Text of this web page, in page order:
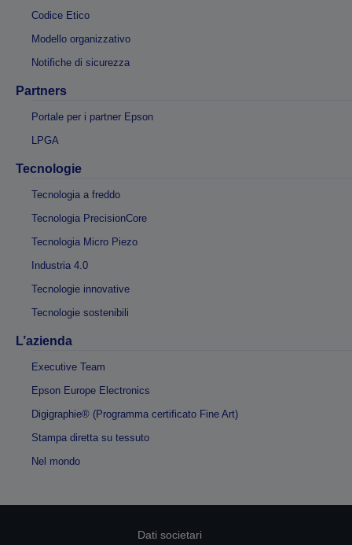
Codice Etico
Modello organizzativo
Notifiche di sicurezza
Partners
Portale per i partner Epson
LPGA
Tecnologie
Tecnologia a freddo
Tecnologia PrecisionCore
Tecnologia Micro Piezo
Industria 4.0
Tecnologie innovative
Tecnologie sostenibili
L’azienda
Executive Team
Epson Europe Electronics
Digigraphie® (Programma certificato Fine Art)
Stampa diretta su tessuto
Nel mondo
Dati societari